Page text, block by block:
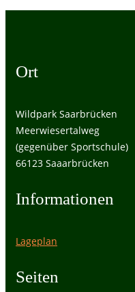
Ort
Wildpark Saarbrücken
Meerwiesertalweg
(gegenüber Sportschule)
66123 Saaarbrücken
Informationen
Lageplan
Seiten